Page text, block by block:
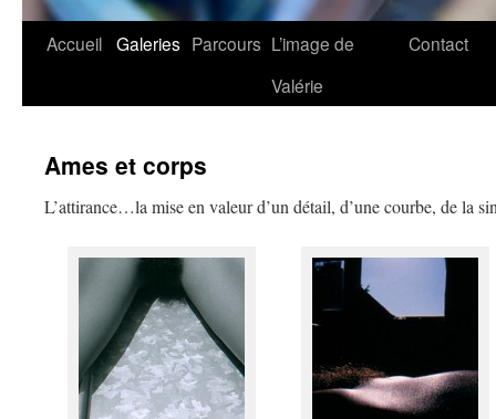
Accueil Galeries Parcours L’image de
Valérie
Contact
Ames et corps
L’attirance…la mise en valeur d’un détail, d’une courbe, de la